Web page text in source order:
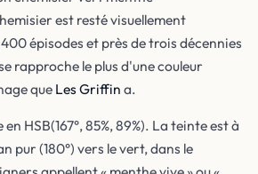
est resté visuellement
épisodes et près de trois décennies
rapproche le plus d'une couleur
que Les Griffin a.
HSB(167°, 85%, 89%). La teinte est à
pur (180°) vers le vert, dans le